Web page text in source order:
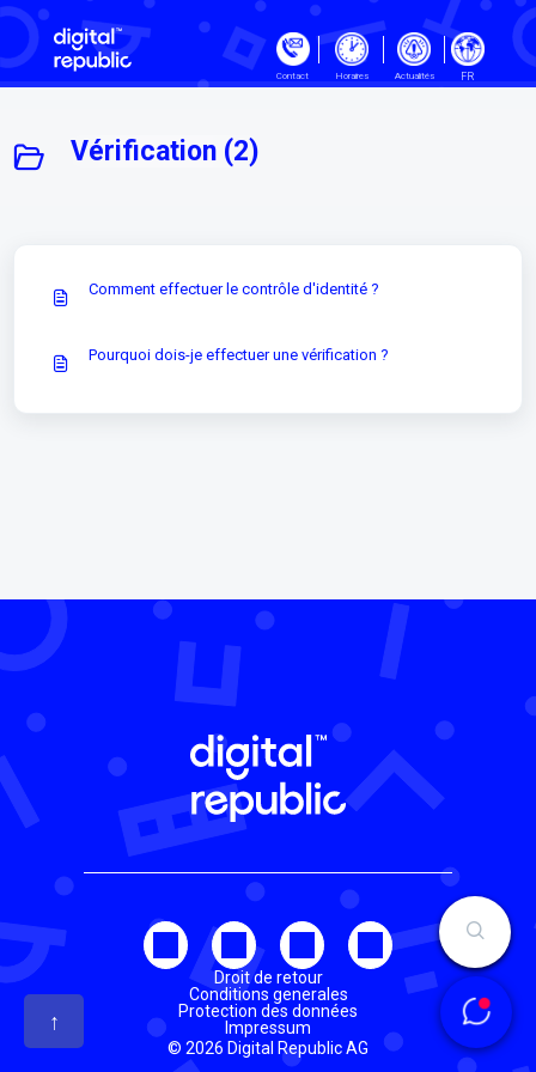
Passer au contenu principal
Contact Horaires Actualités FR
Vérification (2)
Comment effectuer le contrôle d'identité ?
Pourquoi dois-je effectuer une vérification ?
↑
Droit de retour
Conditions generales
Protection des données
Impressum
© 2026 Digital Republic AG